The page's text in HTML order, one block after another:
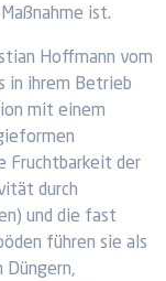
ist.
Hoffmann vom
in ihrem Betrieb
mit einem
Fruchtbarkeit der
durch
und die fast
führen sie als
Düngern,